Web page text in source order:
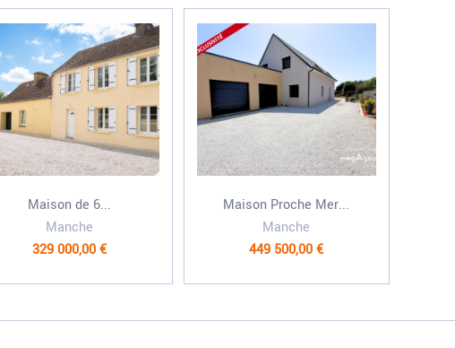
Maison de 6...
Manche
329 000,00 €
Maison Proche Mer...
Manche
449 500,00 €